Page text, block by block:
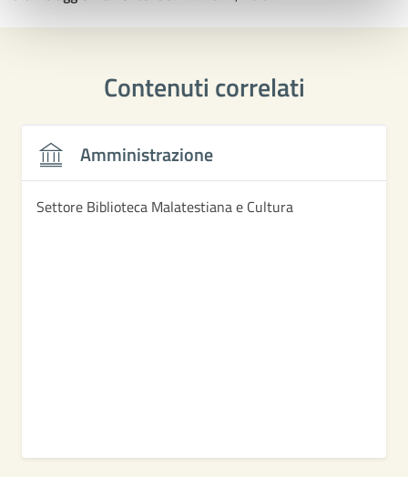
Contenuti correlati
Amministrazione
Settore Biblioteca Malatestiana e Cultura